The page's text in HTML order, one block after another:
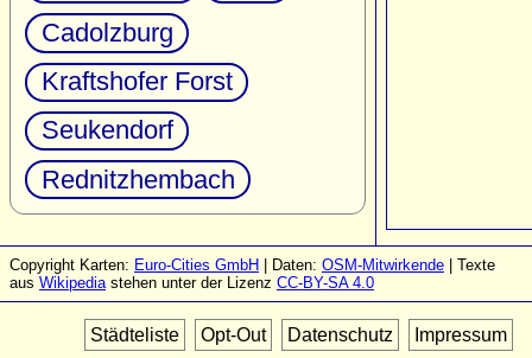
Cadolzburg
Kraftshofer Forst
Seukendorf
Rednitzhembach
Copyright Karten: Euro-Cities GmbH | Daten: OSM-Mitwirkende | Texte
aus Wikipediastehen unter der Lizenz CC-BY-SA 4.0
Städteliste Opt-Out Datenschutz Impressum